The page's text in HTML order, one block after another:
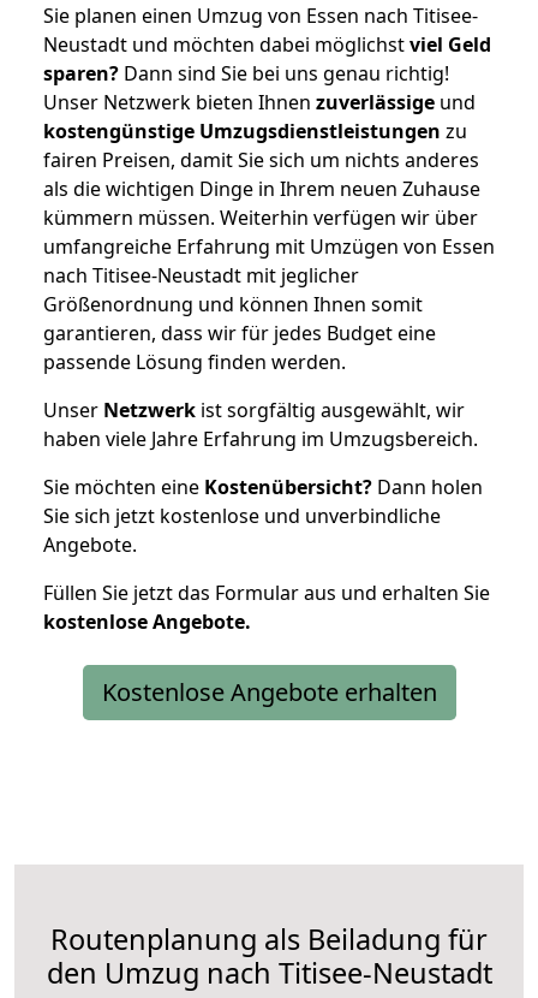
Sie planen einen Umzug von Essen nach Titisee-
Neustadt und möchten dabei möglichstviel Geld
sparen? Dann sind Sie bei uns genau richtig!
Unser Netzwerk bieten Ihnen zuverlässige und
kostengünstige Umzugsdienstleistungen zu
fairen Preisen, damit Sie sich um nichts anderes
als die wichtigen Dinge in Ihrem neuen Zuhause
kümmern müssen. Weiterhin verfügen wir über
umfangreiche Erfahrung mit Umzügen von Essen
nach Titisee-Neustadt mit jeglicher
Größenordnung und können Ihnen somit
garantieren, dass wir für jedes Budget eine
passende Lösung finden werden.
Unser Netzwerk ist sorgfältig ausgewählt, wir
haben viele Jahre Erfahrung im Umzugsbereich.
Sie möchten eine Kostenübersicht? Dann holen
Sie sich jetzt kostenlose und unverbindliche
Angebote.
Füllen Sie jetzt das Formular aus und erhalten Sie
kostenloseAngebote.
Kostenlose Angebote erhalten
Routenplanung als Beiladung für
den Umzug nach Titisee-Neustadt